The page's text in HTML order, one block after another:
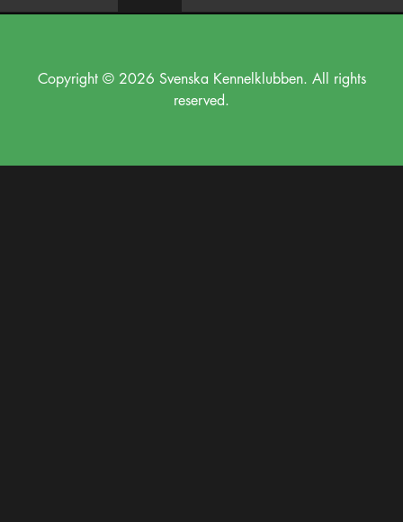
Copyright © 2026 Svenska Kennelklubben. All rights
reserved.